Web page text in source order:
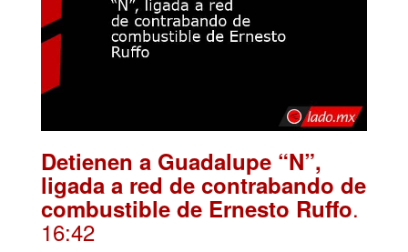
Detienen a Guadalupe “N”,
ligada a red de contrabando de
combustible de Ernesto Ruffo.
16:42